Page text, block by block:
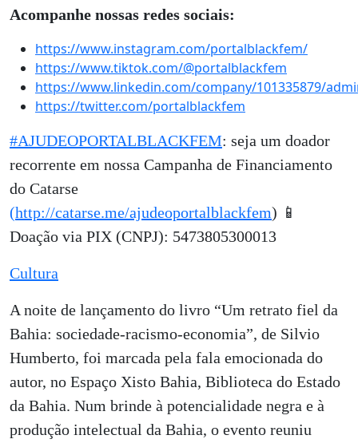
Acompanhe nossas redes sociais:
https://www.instagram.com/portalblackfem/
https://www.tiktok.com/@portalblackfem
https://www.linkedin.com/company/101335879/
https://twitter.com/portalblackfem
#AJUDEOPORTALBLACKFEM: seja um doador
recorrente em nossa Campanha de Financiamento
do Catarse
(http://catarse.me/ajudeoportalblackfem) 📱
Doação via PIX (CNPJ): 5473805300013
Cultura
A noite de lançamento do livro “Um retrato fiel da
Bahia: sociedade-racismo-economia”, de Silvio
Humberto, foi marcada pela fala emocionada do
autor, no Espaço Xisto Bahia, Biblioteca do Estado
da Bahia. Num brinde à potencialidade negra e à
produção intelectual da Bahia, o evento reuniu